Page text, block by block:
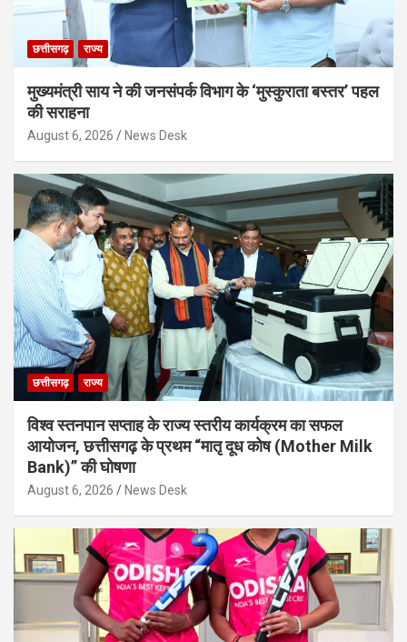
छत्तीसगढ़ राज्य
मुख्यमंत्री साय ने की जनसंपर्क विभाग के ‘मुस्कुराता बस्तर’ पहल
की सराहना
August 6, 2026 News Desk
छत्तीसगढ़ राज्य
विश्व स्तनपान सप्ताह के राज्य स्तरीय कार्यक्रम का सफल
आयोजन, छत्तीसगढ़ के प्रथम “मातृ दूध कोष (Mother Milk
Bank)” की घोषणा
August 6, 2026 News Desk